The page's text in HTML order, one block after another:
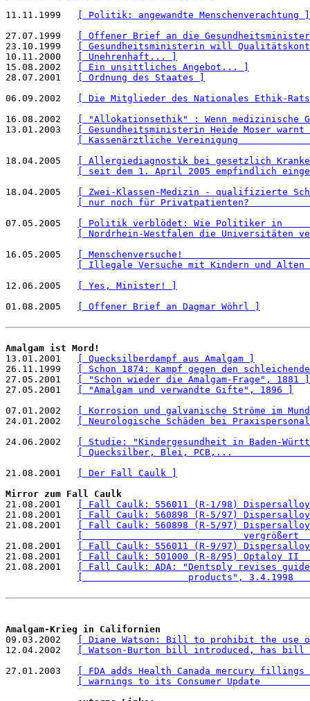
11.11.1999
[ Politik: angewandte Menschenverachtung ]
27.07.1999
[ Offener Brief an die
23.10.1999
[ Gesundheitsministerin will
10.11.2000
[ Unehrenhaft... ]
15.08.2002
[ Ein unsittliches Angebot... ]
28.07.2001
[ Ordnung des Staates ]
06.09.2002
[ Die Mitglieder des Nationales Ethik-
16.08.2002
[ "Allokationsethik" : Wenn medizinische
13.01.2003
[ Gesundheitsministerin Heide Moser
[ Kassenärztliche Vereinigung
18.04.2005
[ Allergiediagnostik bei gesetzlich
[ seit dem 1. April 2005 empfindlich
18.04.2005
[ Zwei-Klassen-Medizin - qualifizierte
[ nur noch für Privatpatienten?
07.05.2005
[ Politik verblödet: Wie Politiker in
[ Nordrhein-Westfalen die Universitäten
16.05.2005
[ Menschenversuche!
[ Illegale Versuche mit Kindern und
12.06.2005
[ Yes, Minister! ]
01.08.2005
[ Offener Brief an Dagmar Wöhrl ]
Amalgam ist Mord!
13.01.2001
[ Quecksilberdampf aus Amalgam ]
26.11.1999
[ Schon 1874: Kampf gegen den
27.05.2001
[ "Schon wieder die Amalgam-Frage", 1881 ]
27.05.2001
[ "Amalgam und verwandte Gifte", 1896 ]
07.01.2002
[ Korrosion und galvanische Ströme im
24.01.2002
[ Neurologische Schäden bei
24.06.2002
[ Studie: "Kindergesundheit in Baden-
[ Quecksilber, Blei, PCB,...
21.08.2001
[ Der Fall Caulk ]
Mirror zum Fall Caulk
21.08.2001
[ Fall Caulk: 556011 (R-1/98)
21.08.2001
[ Fall Caulk: 560898 (R-5/97) Dispersalloy
21.08.2001
[ Fall Caulk: 560898 (R-5/97) Dispersalloy
[                             vergrößert
21.08.2001
[ Fall Caulk: 556011 (R-9/97)
21.08.2001
[ Fall Caulk: 501000 (R-8/95) Optaloy II
21.08.2001
[ Fall Caulk: ADA: "Dentsply revises
[                   products", 3.4.1998
Amalgam-Krieg in Californien
09.03.2002
[ Diane Watson: Bill to prohibit the
12.04.2002
[ Watson-Burton bill introduced, has
27.01.2003
[ FDA adds Health Canada mercury
[ warnings to its Consumer Update